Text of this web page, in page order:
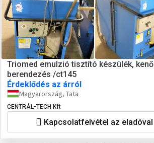
Triomed emulzió tisztító készülék,
berendezés /ct145
Érdeklődés az árról
Magyarország, Tata
CENTRÁL-TECH Kft
Kapcsolatfelvétel az eladóval